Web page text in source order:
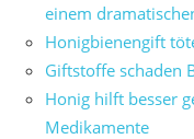
einem
Honigbienengift
Giftstoffe schaden
Honig hilft besser
Medikamente